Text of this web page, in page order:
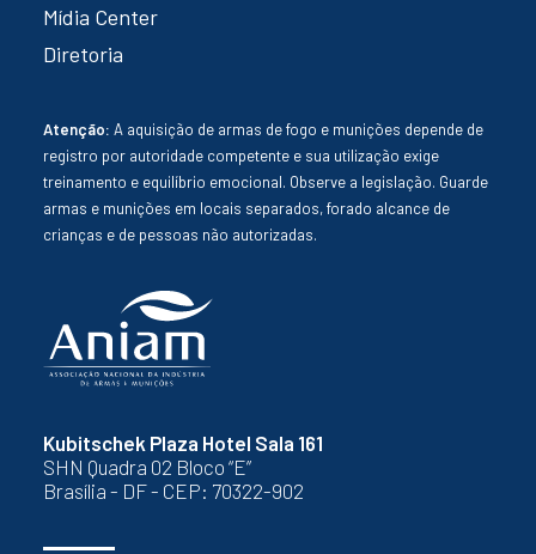
Kubitschek Plaza Hotel Sala 161
SHN Quadra 02 Bloco “E”
Brasília - DF - CEP: 70322-902
Mídia Center
Diretoria
Atenção: A aquisição de armas de fogo e munições depende de
registro por autoridade competente e sua utilização exige
treinamento e equilíbrio emocional. Observe a legislação. Guarde
armas e munições em locais separados, forado alcance de
crianças e de pessoas não autorizadas.